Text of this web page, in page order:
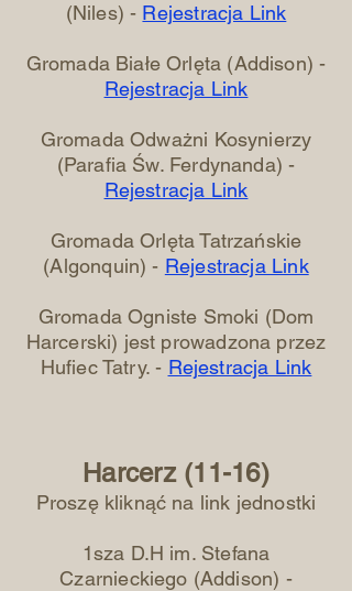
(Niles) - Rejestracja Link
Gromada Białe Orlęta (Addison) -
Rejestracja Link
Gromada Odważni Kosynierzy
(Parafia Św. Ferdynanda) -
Rejestracja Link
Gromada Orlęta Tatrzańskie
(Algonquin) - Rejestracja Link
Gromada Ogniste Smoki (Dom
Harcerski) jest prowadzona przez
Hufiec Tatry. - Rejestracja Link
Harcerz (11-16)
Proszę kliknąć na link jednostki
1sza D.H im. Stefana
Czarnieckiego (Addison) -